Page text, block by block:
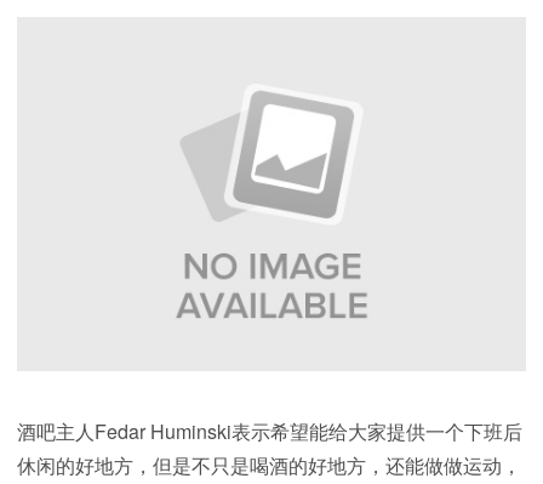
酒吧主人Fedar Huminski表示希望能给大家提供一个下班后
休闲的好地方，但是不只是喝酒的好地方，还能做做运动，